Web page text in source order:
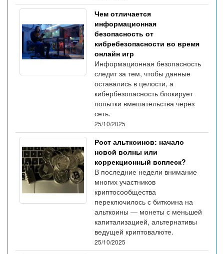
Чем отличается
информационная
безопасность от
кибребезопасности во время
онлайн игр
Информационная безопасность
следит за тем, чтобы данные
оставались в целости, а
кибербезопасность блокирует
попытки вмешательства через
сеть.
25/10/2025
Рост альткоинов: начало
новой волны или
коррекционный всплеск?
В последние недели внимание
многих участников
криптосообщества
переключилось с биткоина на
альткоины — монеты с меньшей
капитализацией, альтернативы
ведущей криптовалюте.
25/10/2025